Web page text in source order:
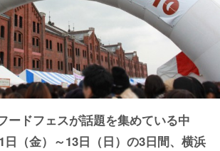
ードフェスが話題を集めている中
日（金）～13日（日）の3日間、横浜